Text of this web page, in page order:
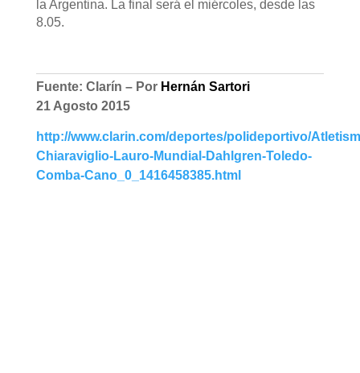
la Argentina. La final será el miércoles, desde las
8.05.
Fuente: Clarín – Por Hernán Sartori
21 Agosto 2015
http://www.clarin.com/deportes/polideportivo/
Chiaraviglio-Lauro-Mundial-Dahlgren-Toledo-
Comba-Cano_0_1416458385.html